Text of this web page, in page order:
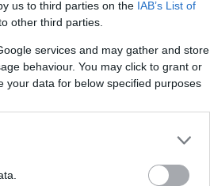
us to third parties on the IAB’s List of
other third parties.
services and may gather and store
behaviour. You may click to grant or
your data for below specified purposes
Válasz erre